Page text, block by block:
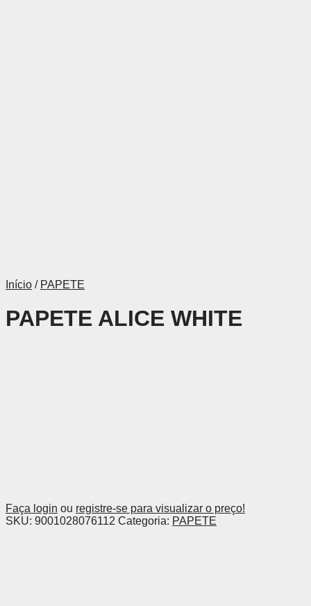
Início / PAPETE
PAPETE ALICE WHITE
Faça login ou registre-se para visualizar o preço!
SKU: 9001028076112 Categoria: PAPETE